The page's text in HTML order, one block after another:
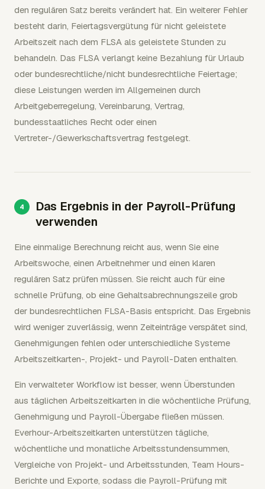
den regulären Satz bereits verändert hat. Ein weiterer Fehler
besteht darin, Feiertagsvergütung für nicht geleistete
Arbeitszeit nach dem FLSA als geleistete Stunden zu
behandeln. Das FLSA verlangt keine Bezahlung für Urlaub
oder bundesrechtliche/nicht bundesrechtliche Feiertage;
diese Leistungen werden im Allgemeinen durch
Arbeitgeberregelung, Vereinbarung, Vertrag,
bundesstaatliches Recht oder einen
Vertreter-/Gewerkschaftsvertrag festgelegt.
Das Ergebnis in der Payroll-Prüfung
verwenden
Eine einmalige Berechnung reicht aus, wenn Sie eine
Arbeitswoche, einen Arbeitnehmer und einen klaren
regulären Satz prüfen müssen. Sie reicht auch für eine
schnelle Prüfung, ob eine Gehaltsabrechnungszeile grob
der bundesrechtlichen FLSA-Basis entspricht. Das Ergebnis
wird weniger zuverlässig, wenn Zeiteinträge verspätet sind,
Genehmigungen fehlen oder unterschiedliche Systeme
Arbeitszeitkarten-, Projekt- und Payroll-Daten enthalten.
Ein verwalteter Workflow ist besser, wenn Überstunden
aus täglichen Arbeitszeitkarten in die wöchentliche Prüfung,
Genehmigung und Payroll-Übergabe fließen müssen.
Everhour-Arbeitszeitkarten unterstützen tägliche,
wöchentliche und monatliche Arbeitsstundensummen,
Vergleiche von Projekt- und Arbeitsstunden, Team Hours-
Berichte und Exporte, sodass die Payroll-Prüfung mit